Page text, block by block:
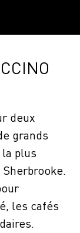
deux
grands
plus
les cafés